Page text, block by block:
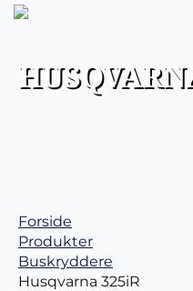
Forside
Produkter
Buskryddere
Husqvarna 325iR​